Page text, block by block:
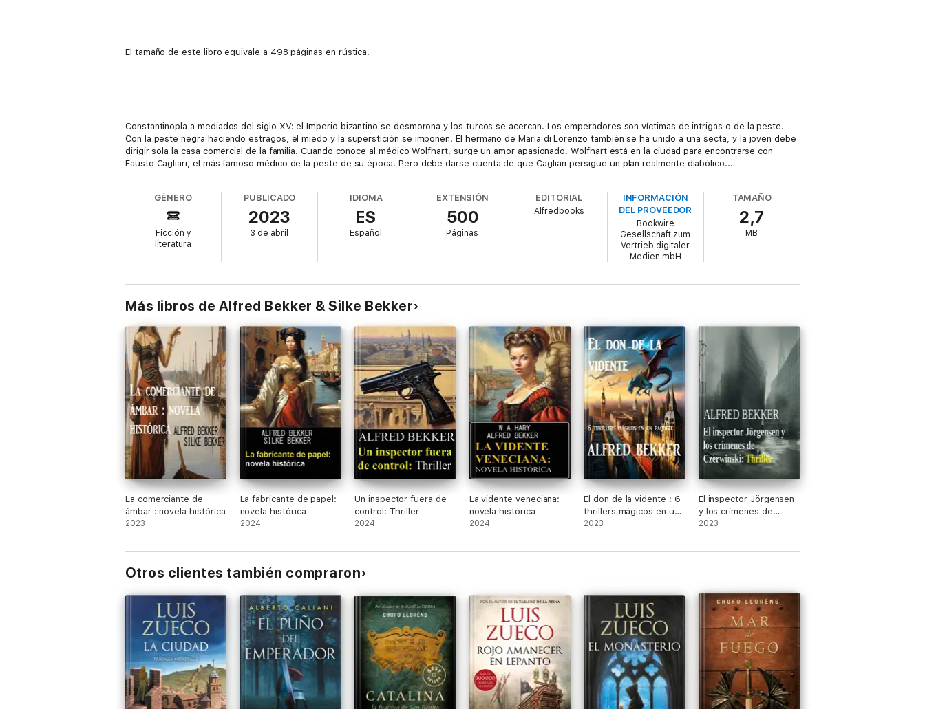
El tamaño de este libro equivale a 498 páginas en rústica.
Constantinopla a mediados del siglo XV: el Imperio bizantino se desmorona y los turcos se acercan. Los emperadores son víctimas de intrigas o de la peste.
Con la peste negra haciendo estragos, el miedo y la superstición se imponen. El hermano de Maria di Lorenzo también se ha unido a una secta, y la joven debe
dirigir sola la casa comercial de la familia. Cuando conoce al médico Wolfhart, surge un amor apasionado. Wolfhart está en la ciudad para encontrarse con
Fausto Cagliari, el más famoso médico de la peste de su época. Pero debe darse cuenta de que Cagliari persigue un plan realmente diabólico...
GÉNERO
Ficción y
literatura
PUBLICADO
2023
3 de abril
IDIOMA
ES
Español
EXTENSIÓN
500
Páginas
EDITORIAL
Alfredbooks
INFORMACIÓN
DEL PROVEEDOR
Bookwire
Gesellschaft zum
Vertrieb digitaler
Medien mbH
TAMAÑO
2,7
MB
Más libros de Alfred Bekker & Silke Bekker
La comerciante de
ámbar : novela histórica
2023
La fabricante de papel:
novela histórica
2024
Un inspector fuera de
control: Thriller
2024
La vidente veneciana:
novela histórica
2024
El don de la vidente : 6
thrillers mágicos en un
paquete
2023
El inspector Jörgensen
y los crímenes de
Czerwinski: Thriller
2023
Otros clientes también compraron